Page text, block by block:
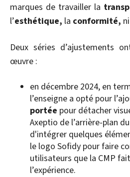
marques de travailler la
l’esthétique, la conformité,
Deux séries d’ajustements
œuvre :
en décembre 2024, en
l’enseigne a opté pour
portée pour détacher
Axeptio de l’arrière-plan
d'intégrer quelques
le logo Sofidy pour faire
utilisateurs que la CMP
l’expérience.